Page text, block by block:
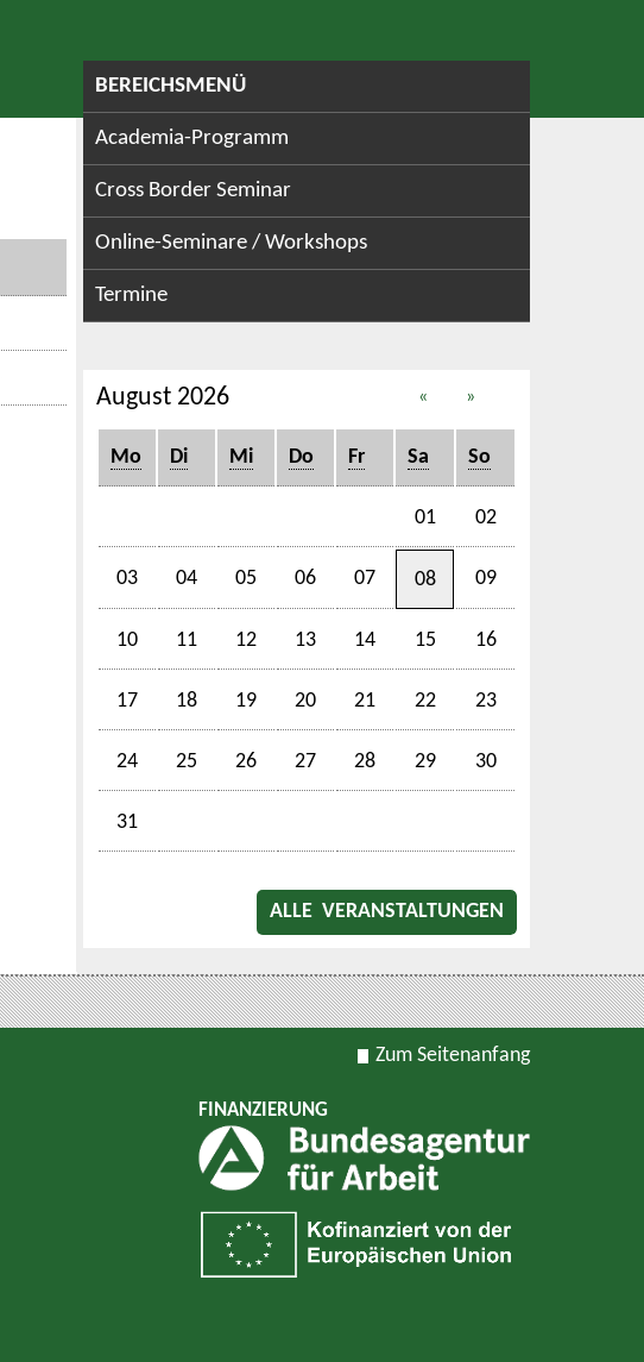
BEREICHSMENÜ
Academia-Programm
Cross Border Seminar
Online-Seminare / Workshops
Termine
August 2026 « »
Mo Di Mi Do Fr Sa So
01 02
03 04 05 06 07 08 09
10 11 12 13 14 15 16
17 18 19 20 21 22 23
24 25 26 27 28 29 30
31
ALLE VERANSTALTUNGEN
Zum Seitenanfang
FINANZIERUNG